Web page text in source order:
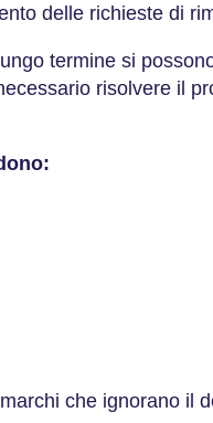
delle richieste di
termine si
risolvere il
che ignorano il